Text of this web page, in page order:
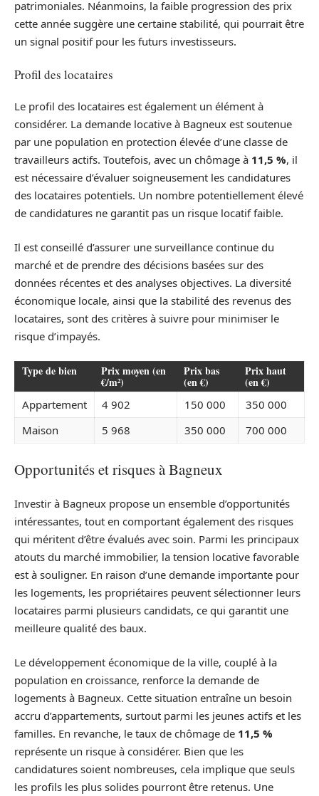
patrimoniales. Néanmoins, la faible progression des prix
cette année suggère une certaine stabilité, qui pourrait être
un signal positif pour les futurs investisseurs.
Profil des locataires
Le profil des locataires est également un élément à
considérer. La demande locative à Bagneux est soutenue
par une population en protection élevée d’une classe de
travailleurs actifs. Toutefois, avec un chômage à 11,5 %, il
est nécessaire d’évaluer soigneusement les candidatures
des locataires potentiels. Un nombre potentiellement élevé
de candidatures ne garantit pas un risque locatif faible.
Il est conseillé d’assurer une surveillance continue du
marché et de prendre des décisions basées sur des
données récentes et des analyses objectives. La diversité
économique locale, ainsi que la stabilité des revenus des
locataires, sont des critères à suivre pour minimiser le
risque d’impayés.
Type de bien Prix moyen (en
€/m²)
Prix bas
(en €)
Prix haut
(en €)
Appartement 4 902 150 000
350 000
Maison
5 968 350 000 700 000
Opportunités et risques à Bagneux
Investir à Bagneux propose un ensemble d’opportunités
intéressantes, tout en comportant également des risques
qui méritent d’être évalués avec soin. Parmi les principaux
atouts du marché immobilier, la tension locative favorable
est à souligner. En raison d’une demande importante pour
les logements, les propriétaires peuvent sélectionner leurs
locataires parmi plusieurs candidats, ce qui garantit une
meilleure qualité des baux.
Le développement économique de la ville, couplé à la
population en croissance, renforce la demande de
logements à Bagneux. Cette situation entraîne un besoin
accru d’appartements, surtout parmi les jeunes actifs et les
familles. En revanche, le taux de chômage de 11,5 %
représente un risque à considérer. Bien que les
candidatures soient nombreuses, cela implique que seuls
les profils les plus solides pourront être retenus. Une